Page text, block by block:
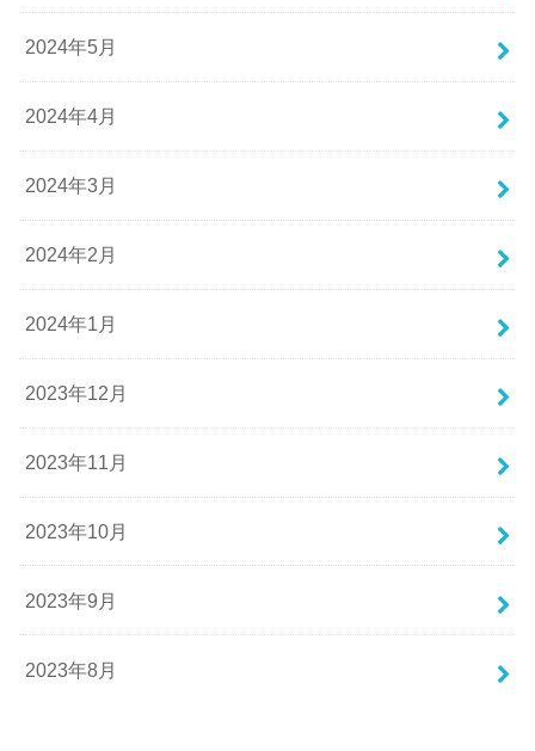
2024年5月
2024年4月
2024年3月
2024年2月
2024年1月
2023年12月
2023年11月
2023年10月
2023年9月
2023年8月